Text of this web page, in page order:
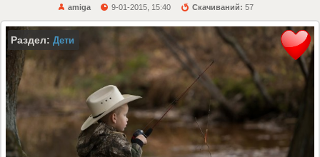
amiga 9-01-2015, 15:40 Скачиваний: 57
Раздел: Дети